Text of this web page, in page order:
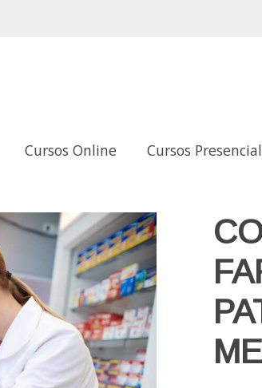
Cursos Online Cursos